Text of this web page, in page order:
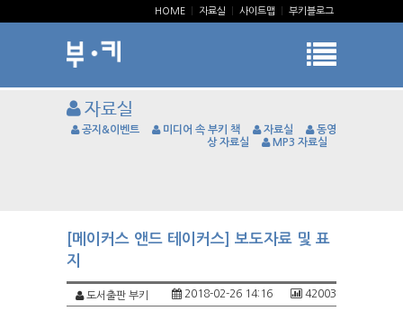
HOME 자료실 사이트맵 부키블로그
자료실
공지&이벤트 미디어 속 부키 책 자료실
동영
상 자료실
MP3 자료실
[메이커스 앤드 테이커스] 보도자료 및 표
지
도서출판 부키 42003
2018-02-26 14:16